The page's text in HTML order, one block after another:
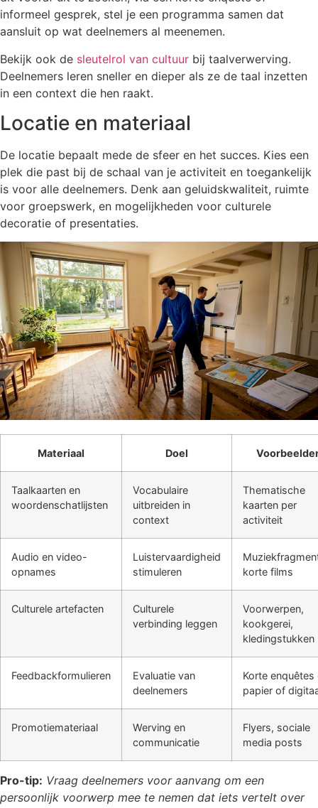
informeel gesprek, stel je een programma samen dat
aansluit op wat deelnemers al meenemen.
Bekijk ook de sleutelrol van cultuur bij taalverwerving.
Deelnemers leren sneller en dieper als ze de taal inzetten
in een context die hen raakt.
Locatie en materiaal
De locatie bepaalt mede de sfeer en het succes. Kies een
plek die past bij de schaal van je activiteit en toegankelijk
is voor alle deelnemers. Denk aan geluidskwaliteit, ruimte
voor groepswerk, en mogelijkheden voor culturele
decoratie of presentaties.
Materiaal Doel
Taalkaarten en
woordenschatlijsten
Vocabulaire
uitbreiden in
context
Thematische
kaarten per
activiteit
Audio en video-
opnames
Luistervaardigheid
stimuleren
korte films
Culturele artefacten
Culturele
verbinding leggen
Voorwerpen,
kookgerei,
kledingstukken
Feedbackformulieren
Evaluatie van
deelnemers
Korte enquêtes
papier of
Promotiemateriaal
Werving en
communicatie
Flyers, sociale
media posts
Pro-tip: Vraag deelnemers voor aanvang om een
persoonlijk voorwerp mee te nemen dat iets vertelt over